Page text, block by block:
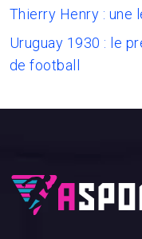
Thierry Henry : une
Uruguay 1930 : le
de football